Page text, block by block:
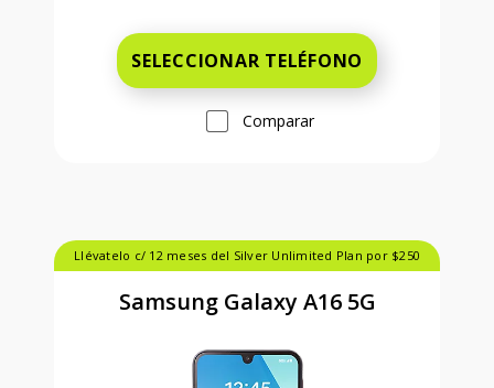
SELECCIONAR TELÉFONO
Comparar
Llévatelo c/ 12 meses del Silver Unlimited Plan por $250
Samsung Galaxy A16 5G